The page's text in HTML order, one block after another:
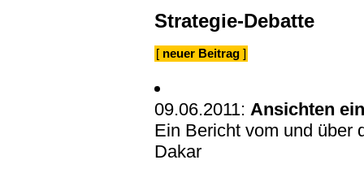
Strategie-Debatte
[ neuer Beitrag ]
09.06.2011: Ansichten
Ein Bericht vom und über
Dakar